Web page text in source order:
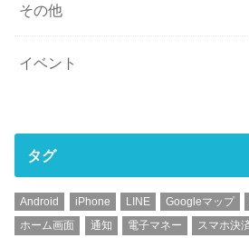
その他
イベント
タグ
Android iPhone LINE Googleマップ
ホーム画面
通知 電子マネー スマホ決